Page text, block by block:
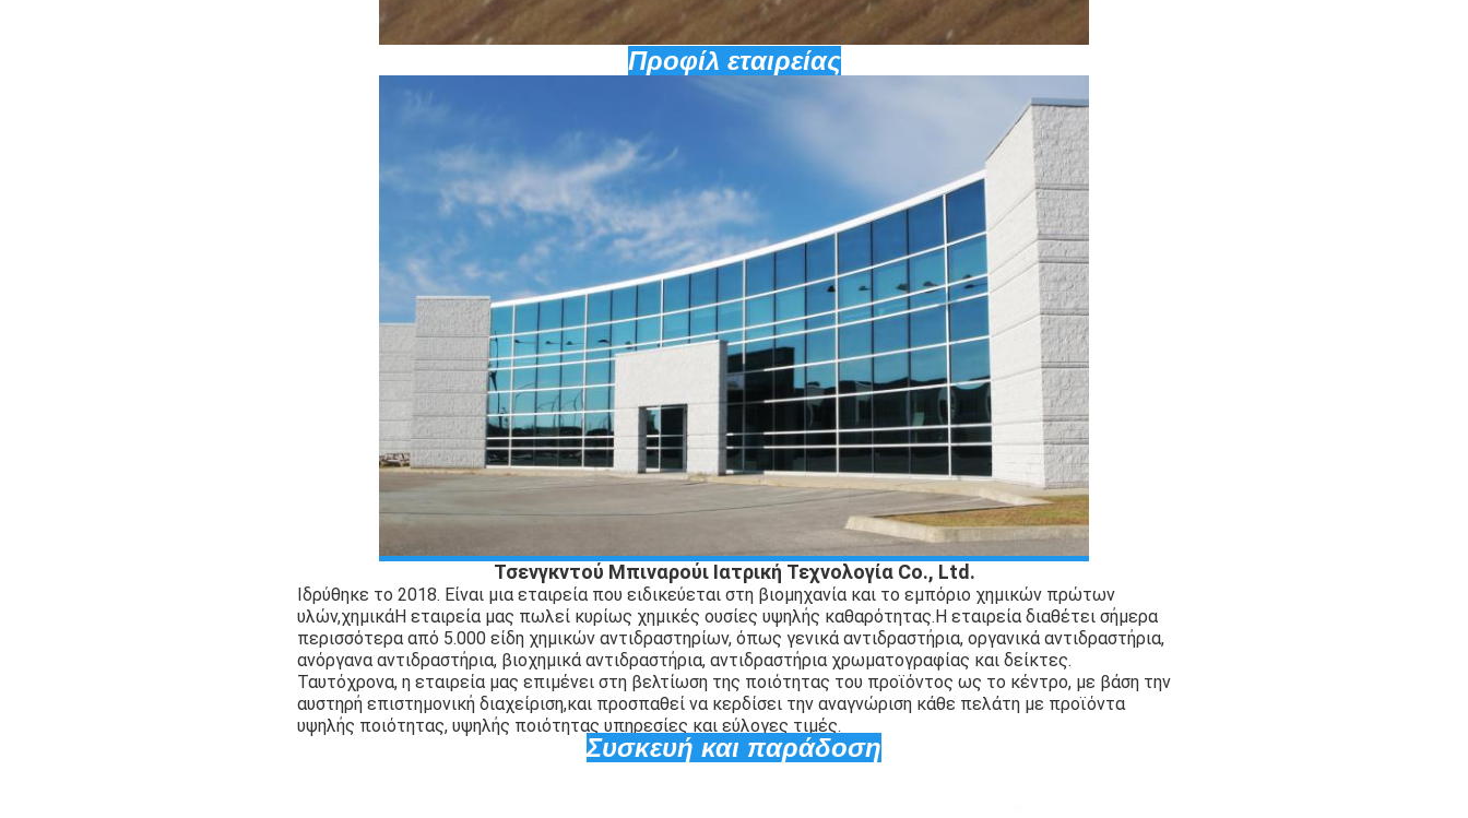
Προφίλ εταιρείας
Τσενγκντού Μπιναρούι Ιατρική Τεχνολογία Co., Ltd.
Ιδρύθηκε το 2018. Είναι μια εταιρεία που ειδικεύεται στη βιομηχανία και το εμπόριο χημικών πρώτων
υλών,χημικάΗ εταιρεία μας πωλεί κυρίως χημικές ουσίες υψηλής καθαρότητας. Η εταιρεία διαθέτει σήμερα
περισσότερα από 5.000 είδη χημικών αντιδραστηρίων, όπως γενικά αντιδραστήρια, οργανικά αντιδραστήρια,
ανόργανα αντιδραστήρια, βιοχημικά αντιδραστήρια, αντιδραστήρια χρωματογραφίας και δείκτες.
Ταυτόχρονα, η εταιρεία μας επιμένει στη βελτίωση της ποιότητας του προϊόντος ως το κέντρο, με βάση την
αυστηρή επιστημονική διαχείριση,και προσπαθεί να κερδίσει την αναγνώριση κάθε πελάτη με προϊόντα
υψηλής ποιότητας, υψηλής ποιότητας υπηρεσίες και εύλογες τιμές.
Συσκευή και παράδοση